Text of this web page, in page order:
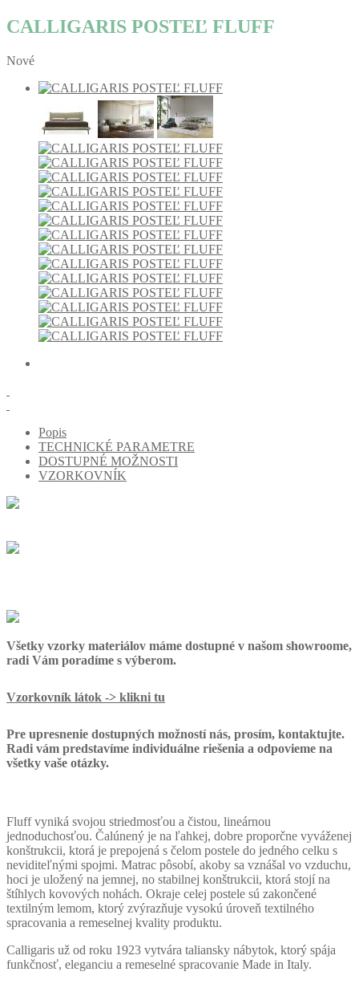
CALLIGARIS POSTEĽ FLUFF
Nové
Popis
TECHNICKÉ PARAMETRE
DOSTUPNÉ MOŽNOSTI
VZORKOVNÍK
Všetky vzorky materiálov máme dostupné v našom showroome,
radi Vám poradíme s výberom.
Vzorkovník látok -> klikni tu
Pre upresnenie dostupných možností nás, prosím, kontaktujte.
Radi vám predstavíme individuálne riešenia a odpovieme na
všetky vaše otázky.
Fluff vyniká svojou striedmosťou a čistou, lineárnou
jednoduchosťou. Čalúnený je na ľahkej, dobre proporčne vyváženej
konštrukcii, ktorá je prepojená s čelom postele do jedného celku s
neviditeľnými spojmi. Matrac pôsobí, akoby sa vznášal vo vzduchu,
hoci je uložený na jemnej, no stabilnej konštrukcii, ktorá stojí na
štíhlych kovových nohách. Okraje celej postele sú zakončené
textilným lemom, ktorý zvýrazňuje vysokú úroveň textilného
spracovania a remeselnej kvality produktu.
Calligaris už od roku 1923 vytvára taliansky nábytok, ktorý spája
funkčnosť, eleganciu a remeselné spracovanie Made in Italy.